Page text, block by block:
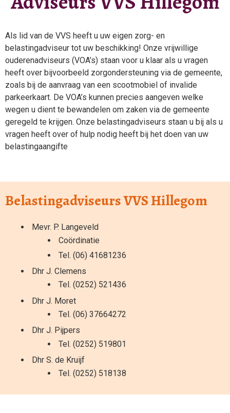
Als lid van de VVS heeft u uw eigen zorg- en
belastingadviseur tot uw beschikking! Onze vrijwillige
ouderenadviseurs (VOA’s) staan voor u klaar als u vragen
heeft over bijvoorbeeld zorgondersteuning via de gemeente,
zoals bij de aanvraag van een scootmobiel of invalide
parkeerkaart. De VOA’s kunnen precies aangeven welke
wegen u dient te bewandelen om zaken via de gemeente
geregeld te krijgen. Onze belastingadviseurs staan u bij als u
vragen heeft over of hulp nodig heeft bij het doen van uw
belastingaangifte
Belastingadviseurs VVS Hillegom
Mevr. P. Langeveld
Coördinatie
Tel. (06) 41681236
Dhr J. Clemens
Tel. (0252) 521436
Dhr J. Moret
Tel. (06) 37664272
Dhr J. Pijpers
Tel. (0252) 519801
Dhr S. de Kruijf
Tel. (0252) 518138